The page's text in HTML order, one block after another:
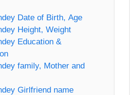
Date of Birth, Age
Height, Weight
Education &
family, Mother and
Girlfriend name